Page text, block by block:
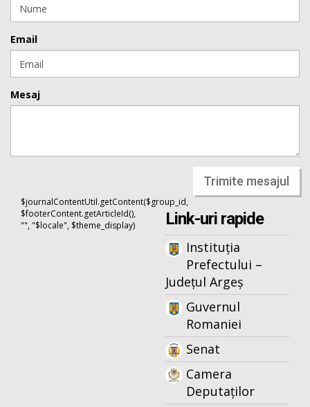
Email
Mesaj
Trimite mesajul
$journalContentUtil.getContent($group_id,
$footerContent.getArticleId(),
"", "$locale", $theme_display)
Link-uri rapide
Instituția
Prefectului –
Județul Argeș
Guvernul
Romaniei
Senat
Camera
Deputaților